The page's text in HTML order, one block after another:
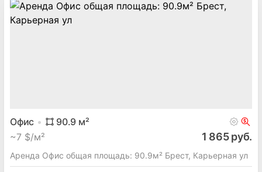
Офис 90.9 м²
~7 $/м² 1 865 руб.
Аренда Офис общая площадь: 90.9м² Брест, Карьерная ул